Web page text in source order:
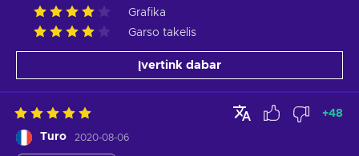
Grafika
Garso takelis
Įvertink dabar
Turo 2020-08-06
+48